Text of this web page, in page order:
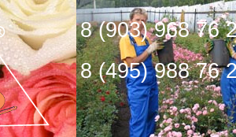
8 (903) 968 76
8 (495) 988 76